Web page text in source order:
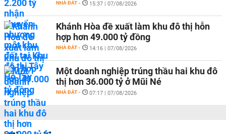
NHÀ ĐẤT - 15:37 | 07/08/2026
Khánh Hòa đề xuất làm khu đô thị hỗn
hợp hơn 49.000 tỷ đồng
NHÀ ĐẤT - 14:16 | 07/08/2026
Một doanh nghiệp trúng thầu hai khu đô
thị hơn 36.000 tỷ ở Mũi Né
NHÀ ĐẤT - 07:17 | 07/08/2026